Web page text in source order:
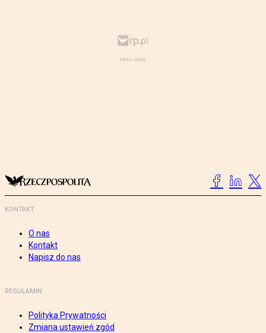
KONTAKT
O nas
Kontakt
Napisz do nas
REGULAMIN
Polityka Prywatności
Zmiana ustawień zgód